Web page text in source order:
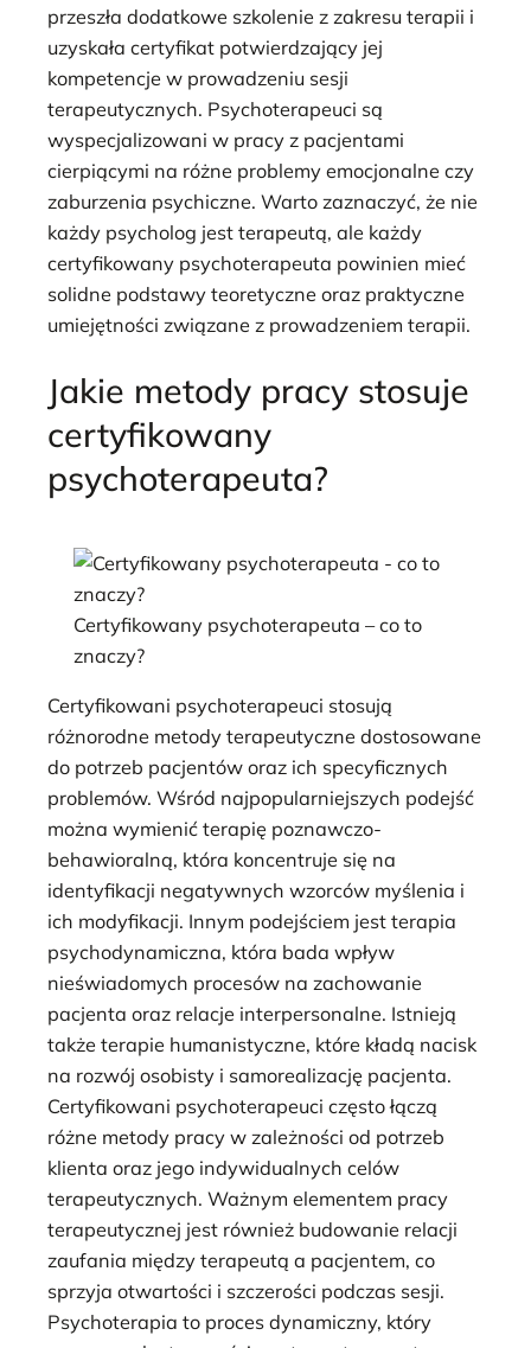
przeszła dodatkowe szkolenie z zakresu terapii i
uzyskała certyfikat potwierdzający jej
kompetencje w prowadzeniu sesji
terapeutycznych. Psychoterapeuci są
wyspecjalizowani w pracy z pacjentami
cierpiącymi na różne problemy emocjonalne czy
zaburzenia psychiczne. Warto zaznaczyć, że nie
każdy psycholog jest terapeutą, ale każdy
certyfikowany psychoterapeuta powinien mieć
solidne podstawy teoretyczne oraz praktyczne
umiejętności związane z prowadzeniem terapii.
Jakie metody pracy stosuje
certyfikowany
psychoterapeuta?
Certyfikowany psychoterapeuta – co to
znaczy?
Certyfikowani psychoterapeuci stosują
różnorodne metody terapeutyczne dostosowane
do potrzeb pacjentów oraz ich specyficznych
problemów. Wśród najpopularniejszych podejść
można wymienić terapię poznawczo-
behawioralną, która koncentruje się na
identyfikacji negatywnych wzorców myślenia i
ich modyfikacji. Innym podejściem jest terapia
psychodynamiczna, która bada wpływ
nieświadomych procesów na zachowanie
pacjenta oraz relacje interpersonalne. Istnieją
także terapie humanistyczne, które kładą nacisk
na rozwój osobisty i samorealizację pacjenta.
Certyfikowani psychoterapeuci często łączą
różne metody pracy w zależności od potrzeb
klienta oraz jego indywidualnych celów
terapeutycznych. Ważnym elementem pracy
terapeutycznej jest również budowanie relacji
zaufania między terapeutą a pacjentem, co
sprzyja otwartości i szczerości podczas sesji.
Psychoterapia to proces dynamiczny, który